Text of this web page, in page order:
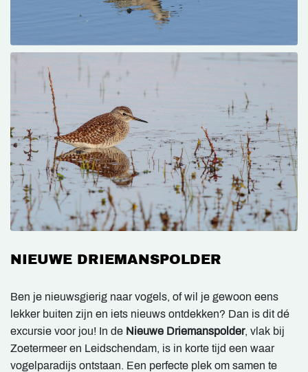
NIEUWE DRIEMANSPOLDER
Ben je nieuwsgierig naar vogels, of wil je gewoon eens
lekker buiten zijn en iets nieuws ontdekken? Dan is dit dé
excursie voor jou! In de Nieuwe Driemanspolder, vlak bij
Zoetermeer en Leidschendam, is in korte tijd een waar
vogelparadijs ontstaan. Een perfecte plek om samen te